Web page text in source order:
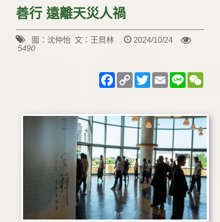
善行 遠離天災人禍
圖：沈仲怡 文：王貝林
2024/10/24
5490
Facebook
Copy
Link
TwitterEmailLine